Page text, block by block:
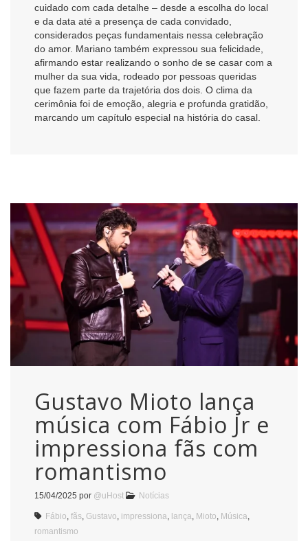
cuidado com cada detalhe – desde a escolha do local
e da data até a presença de cada convidado,
considerados peças fundamentais nessa celebração
do amor. Mariano também expressou sua felicidade,
afirmando estar realizando o sonho de se casar com a
mulher da sua vida, rodeado por pessoas queridas
que fazem parte da trajetória dos dois. O clima da
cerimônia foi de emoção, alegria e profunda gratidão,
marcando um capítulo especial na história do casal.
Gustavo Mioto lança
música com Fábio Jr e
impressiona fãs com
romantismo
15/04/2025 por @uHost Notícias
Fábio fãs Gustavo impressiona lança Mioto Música
romantismo